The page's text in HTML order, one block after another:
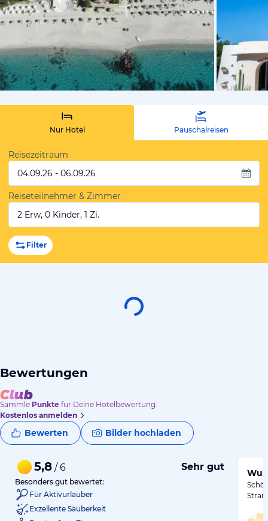
vom
Nur Hotel Pauschalreisen
Reisezeitraum
04.09.26 - 06.09.26
Reiseteilnehmer & Zimmer
2 Erw, 0 Kinder, 1 Zi.
Filter
Bewertungen
Sammle Punkte für Deine Hotelbewertung.
Kostenlos anmelden
Bewerten Bilder hochladen
5,8 / 6 Sehr gut
Besonders gut bewertet:
Für Aktivurlauber
Exzellente Sauberkeit